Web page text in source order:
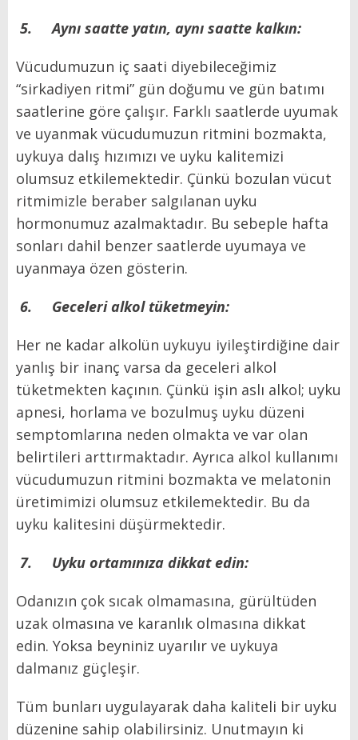
5.Aynı saatte yatın, aynı saatte kalkın:
Vücudumuzun iç saati diyebileceğimiz
“sirkadiyen ritmi” gün doğumu ve gün batımı
saatlerine göre çalışır. Farklı saatlerde uyumak
ve uyanmak vücudumuzun ritmini bozmakta,
uykuya dalış hızımızı ve uyku kalitemizi
olumsuz etkilemektedir. Çünkü bozulan vücut
ritmimizle beraber salgılanan uyku
hormonumuz azalmaktadır. Bu sebeple hafta
sonları dahil benzer saatlerde uyumaya ve
uyanmaya özen gösterin.
6. Geceleri alkol tüketmeyin:
Her ne kadar alkolün uykuyu iyileştirdiğine dair
yanlış bir inanç varsa da geceleri alkol
tüketmekten kaçının. Çünkü işin aslı alkol; uyku
apnesi, horlama ve bozulmuş uyku düzeni
semptomlarına neden olmakta ve var olan
belirtileri arttırmaktadır. Ayrıca alkol kullanımı
vücudumuzun ritmini bozmakta ve melatonin
üretimimizi olumsuz etkilemektedir. Bu da
uyku kalitesini düşürmektedir.
7. Uyku ortamınıza dikkat edin:
Odanızın çok sıcak olmamasına, gürültüden
uzak olmasına ve karanlık olmasına dikkat
edin. Yoksa beyniniz uyarılır ve uykuya
dalmanız güçleşir.
Tüm bunları uygulayarak daha kaliteli bir uyku
düzenine sahip olabilirsiniz. Unutmayın ki